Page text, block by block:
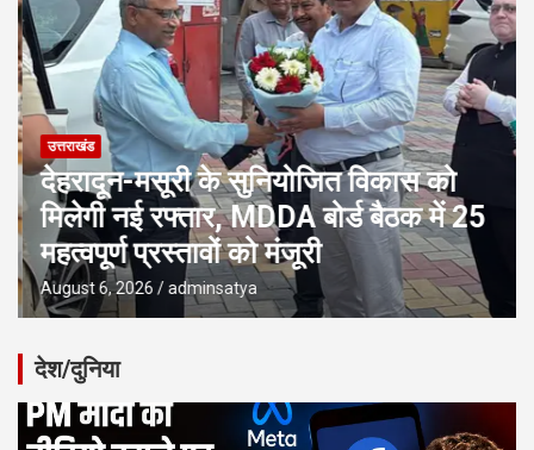
उत्तराखंड
देहरादून-मसूरी के सुनियोजित विकास को
मिलेगी नई रफ्तार, MDDA बोर्ड बैठक में 25
महत्वपूर्ण प्रस्तावों को मंजूरी
August 6, 2026 adminsatya
देश/दुनिया